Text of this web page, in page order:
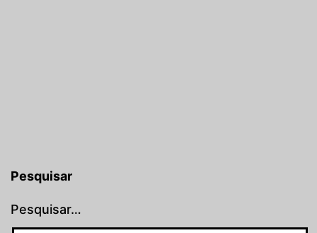
Pesquisar
Pesquisar…